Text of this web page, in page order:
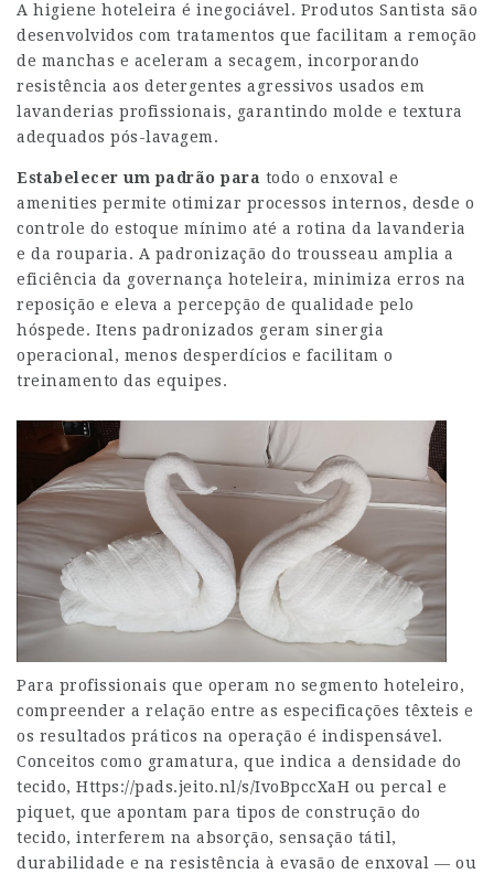
A higiene hoteleira é inegociável. Produtos Santista são
desenvolvidos com tratamentos que facilitam a remoção
de manchas e aceleram a secagem, incorporando
resistência aos detergentes agressivos usados em
lavanderias profissionais, garantindo molde e textura
adequados pós-lavagem.
Estabelecer um padrão para todo o enxoval e
amenities permite otimizar processos internos, desde o
controle do estoque mínimo até a rotina da lavanderia
e da rouparia. A padronização do trousseau amplia a
eficiência da governança hoteleira, minimiza erros na
reposição e eleva a percepção de qualidade pelo
hóspede. Itens padronizados geram sinergia
operacional, menos desperdícios e facilitam o
treinamento das equipes.
Para profissionais que operam no segmento hoteleiro,
compreender a relação entre as especificações têxteis e
os resultados práticos na operação é indispensável.
Conceitos como gramatura, que indica a densidade do
tecido, Https://pads.jeito.nl/s/IvoBpccXaH ou percal e
piquet, que apontam para tipos de construção do
tecido, interferem na absorção, sensação tátil,
durabilidade e na resistência à evasão de enxoval — ou